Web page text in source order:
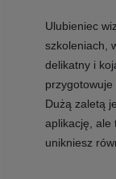
Ulubieniec
szkoleniach,
delikatny i
Dużą zaletą
aplikację, ale
unikniesz